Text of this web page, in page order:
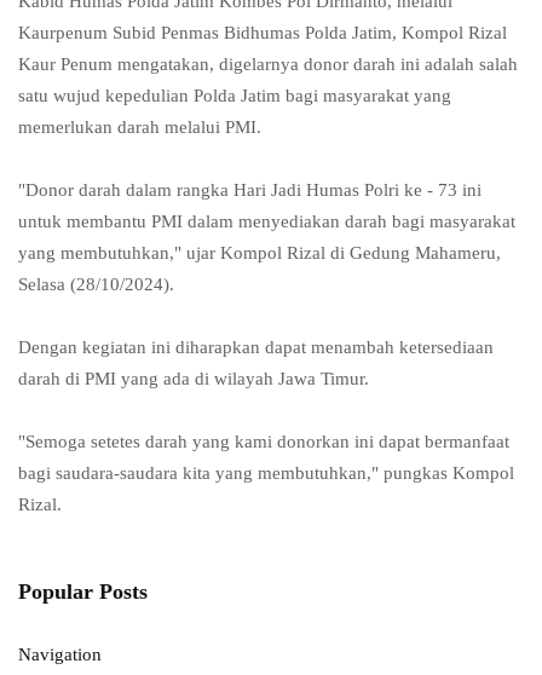
Kaurpenum Subid Penmas Bidhumas Polda Jatim, Kompol Rizal
Kaur Penum mengatakan, digelarnya donor darah ini adalah salah
satu wujud kepedulian Polda Jatim bagi masyarakat yang
memerlukan darah melalui PMI.
"Donor darah dalam rangka Hari Jadi Humas Polri ke - 73 ini
untuk membantu PMI dalam menyediakan darah bagi masyarakat
yang membutuhkan," ujar Kompol Rizal di Gedung Mahameru,
Selasa (28/10/2024).
Dengan kegiatan ini diharapkan dapat menambah ketersediaan
darah di PMI yang ada di wilayah Jawa Timur.
"Semoga setetes darah yang kami donorkan ini dapat bermanfaat
bagi saudara-saudara kita yang membutuhkan," pungkas Kompol
Rizal.
Popular Posts
Navigation